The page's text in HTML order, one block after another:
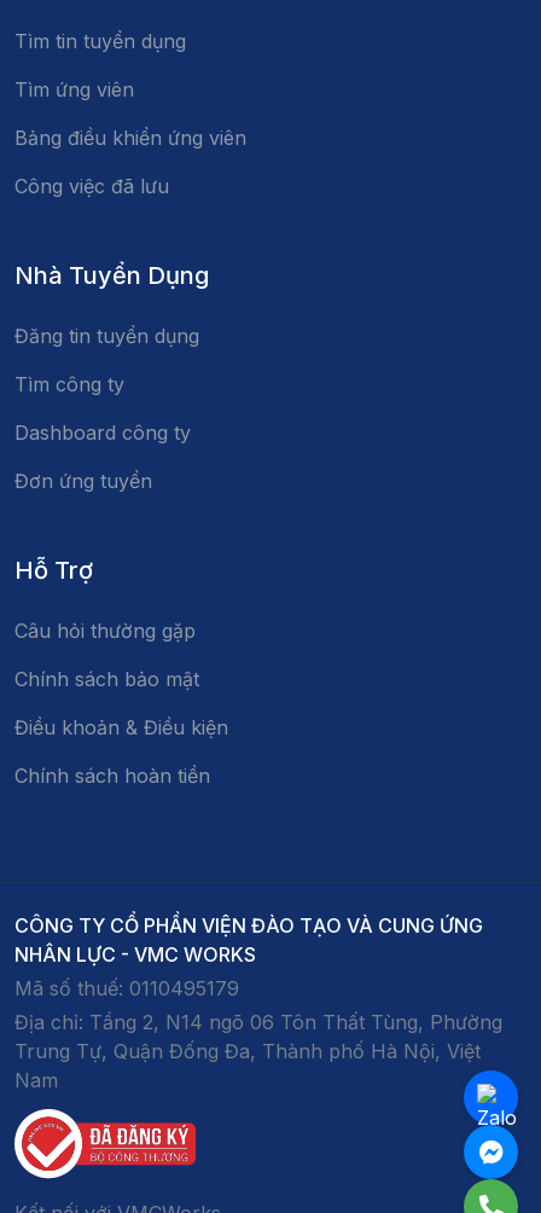
Tìm tin tuyển dụng
Tìm ứng viên
Bảng điều khiển ứng viên
Công việc đã lưu
Nhà Tuyển Dụng
Đăng tin tuyển dụng
Tìm công ty
Dashboard công ty
Đơn ứng tuyển
Hỗ Trợ
Câu hỏi thường gặp
Chính sách bảo mật
Điều khoản & Điều kiện
Chính sách hoàn tiền
CÔNG TY CỔ PHẦN VIỆN ĐÀO TẠO VÀ CUNG ỨNG
NHÂN LỰC - VMC WORKS
Mã số thuế: 0110495179
Địa chỉ: Tầng 2, N14 ngõ 06 Tôn Thất Tùng, Phường
Trung Tự, Quận Đống Đa, Thành phố Hà Nội, Việt
Nam